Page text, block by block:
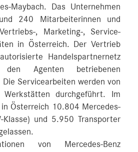
Maybach. Das Unternehmen
240 Mitarbeiterinnen und
, Marketing-, Service-
in Österreich. Der Vertrieb
Handelspartnernetz
Agenten betriebenen
Servicearbeiten werden von
durchgeführt. Im
in Österreich 10.804 Mercedes-
Klasse) und 5.950 Transporter
von Mercedes-Benz